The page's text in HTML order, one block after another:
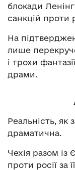
блокади
санкцій проти
На
лише
і трохи
драми.
Реальність,
драматична.
Чехія разом із
проти росії за